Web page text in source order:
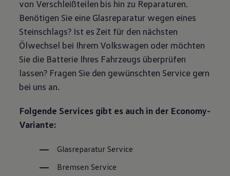
Magazin
Lifestyle
Transport
Familie
Elektromobilität
Volkswagen R
Pannen- und Unfallhilfe
Volkswagen Kundenbetreuung
von Verschleißteilen bis hin zu Reparaturen.
Benötigen Sie eine Glasreparatur wegen eines
Steinschlags? Ist es Zeit für den nächsten
Ölwechsel bei Ihrem Volkswagen oder möchten
Sie die Batterie Ihres Fahrzeugs überprüfen
lassen? Fragen Sie den gewünschten Servicegern
bei uns an.
Folgende Services gibt es auch in der Economy-
Variante:
Glasreparatur Service
Bremsen Service